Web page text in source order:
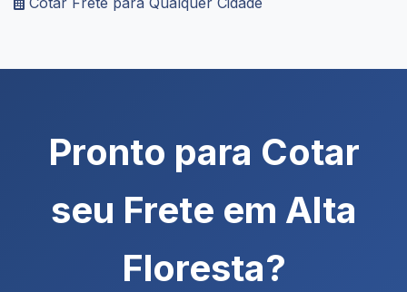
Pronto para Cotar
seu Frete em Alta
Floresta?